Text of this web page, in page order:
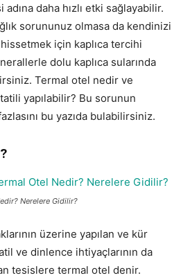
adına daha hızlı etki sağlayabilir.
sorununuz olmasa da kendinizi
için kaplıca tercihi
dolu kaplıca sularında
Termal otel nedir ve
yapılabilir? Bu sorunun
bu yazıda bulabilirsiniz.
Nerelere Gidilir?
üzerine yapılan ve kür
ve dinlence ihtiyaçlarının da
tesislere termal otel denir.